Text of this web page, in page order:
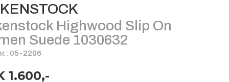
Highwood Slip On
Suede 1030632
05-2206
1.600,-